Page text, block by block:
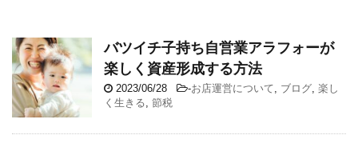
バツイチ子持ち自営業アラフォーが
楽しく資産形成する方法
2023/06/28 -お店運営について, ブログ, 楽し
く生きる, 節税